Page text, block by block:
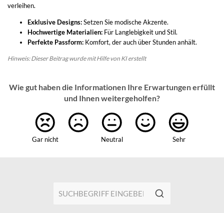
verleihen.
Exklusive Designs:Setzen Sie modische Akzente.
Hochwertige Materialien: Für Langlebigkeit und Stil.
Perfekte Passform: Komfort, der auch über Stunden anhält.
Hinweis: Dieser Beitrag wurde mit Hilfe von KI erstellt
Wie gut haben die Informationen Ihre Erwartungen erfüllt
und Ihnen weitergeholfen?
Gar nicht Neutral Sehr